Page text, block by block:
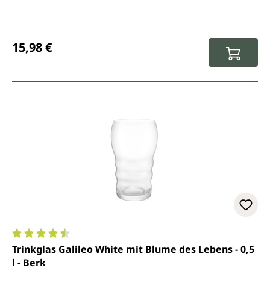
15,98 €
Durchschnittliche Bewertung von 4.6 von 5 Sternen
Trinkglas Galileo White mit Blume des Lebens - 0,5
l - Berk